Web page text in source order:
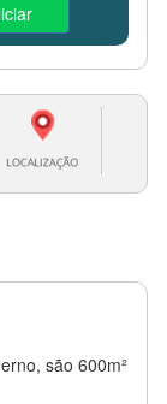
são 600m²